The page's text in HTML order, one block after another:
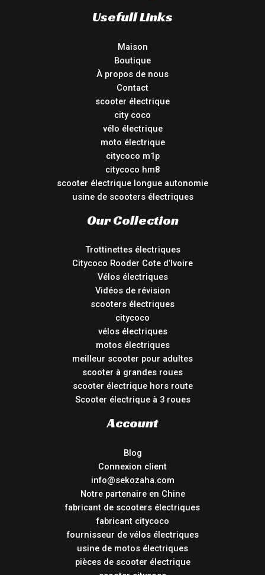
Usefull Links
Maison
Boutique
À propos de nous
Contact
scooter électrique
city coco
vélo électrique
moto électrique
citycoco m1p
citycoco hm8
scooter électrique longue autonomie
usine de scooters électriques
Our Collection
Trottinettes électriques
Citycoco Rooder Cote d’Ivoire
Vélos électriques
Vidéos de révision
scooters électriques
citycoco
vélos électriques
motos électriques
meilleur scooter pour adultes
scooter à grandes roues
scooter électrique hors route
Scooter électrique à 3 roues
Account
Blog
Connexion client
info@sekozaha.com
Notre partenaire en Chine
fabricant de scooters électriques
fabricant citycoco
fournisseur de vélos électriques
usine de motos électriques
pièces de scooter électrique